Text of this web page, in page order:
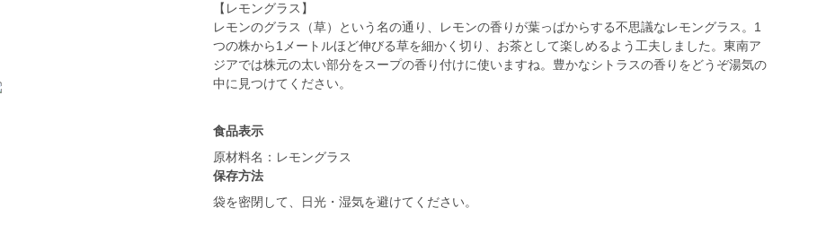
【レモングラス】
レモンのグラス（草）という名の通り、レモンの香りが葉っぱからする不思議なレモングラス。1
つの株から1メートルほど伸びる草を細かく切り、お茶として楽しめるよう工夫しました。東南ア
ジアでは株元の太い部分をスープの香り付けに使いますね。豊かなシトラスの香りをどうぞ湯気の
中に見つけてください。
食品表示
原材料名：レモングラス
保存方法
袋を密閉して、日光・湿気を避けてください。